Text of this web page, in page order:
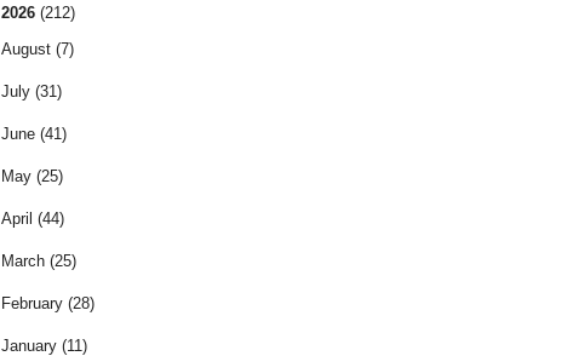
2026 (212)
August (7)
July (31)
June (41)
May (25)
April (44)
March (25)
February (28)
January (11)